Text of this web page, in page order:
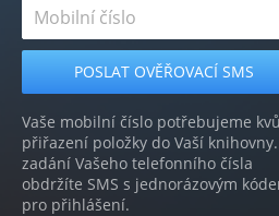
Vaše mobilní číslo potřebujeme
přiřazení položky do Vaší
zadání Vašeho telefonního čísla
obdržíte SMS s jednorázovým
pro přihlášení.